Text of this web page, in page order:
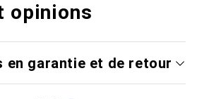
opinions
en garantie et de retour